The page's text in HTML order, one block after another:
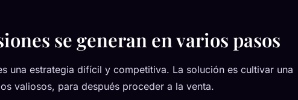
se generan en varios pasos
una estrategia difícil y competitiva. La solución es cultivar una
valiosos, para después proceder a la venta.